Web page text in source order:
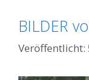
BILDER